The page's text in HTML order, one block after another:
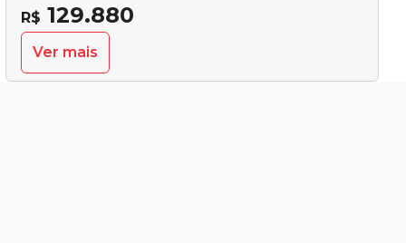
R$ 129.880
Ver mais